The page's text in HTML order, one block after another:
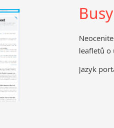
leafletů o
Jazyk